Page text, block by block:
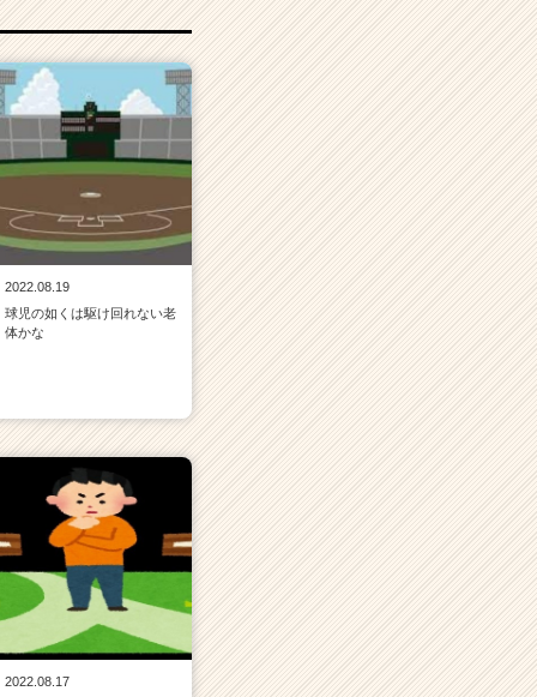
2022.08.19
球児の如くは駆け回れない老
体かな
2022.08.17